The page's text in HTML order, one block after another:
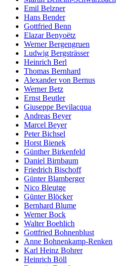
Emil Belzner
Hans Bender
Gottfried Benn
Elazar Benyoëtz
Werner Bergengruen
Ludwig Bergsträsser
Heinrich Berl
Thomas Bernhard
Alexander von Bernus
Werner Betz
Ernst Beutler
Giuseppe Bevilacqua
Andreas Beyer
Marcel Beyer
Peter Bichsel
Horst Bienek
Günther Birkenfeld
Daniel Birnbaum
Friedrich Bischoff
Günter Blamberger
Nico Bleutge
Günter Blöcker
Bernhard Blume
Werner Bock
Walter Boehlich
Gottfried Bohnenblust
Anne Bohnenkamp-Renken
Karl Heinz Bohrer
Heinrich Böll